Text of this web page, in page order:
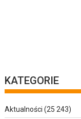
KATEGORIE
Aktualności (25 243)